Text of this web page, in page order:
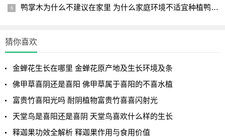
鸭掌木为什么不建议在家里 为什么家庭环境不适宜种植鸭掌木？
猜你喜欢
金蝉花生长在哪里 金蝉花原产地及生长环境及条
佛甲草喜阴还是喜阳 佛甲草属于喜阳的不喜水植
富贵竹喜阳光吗 耐阴植物富贵竹喜喜闪射光
天堂鸟是喜阳还是喜阴 天堂鸟喜欢什么样的生长
释迦果功效全解析 释迦果作用与食用价值